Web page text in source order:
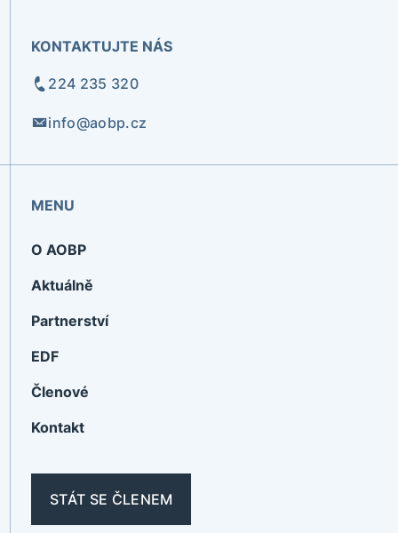
KONTAKTUJTE NÁS
224 235 320
info@aobp.cz
MENU
O AOBP
Aktuálně
Partnerství
EDF
Členové
Kontakt
STÁT SE ČLENEM